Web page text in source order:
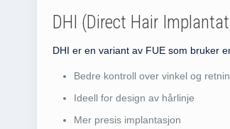
DHI (Direct Hair
DHI er en variant av FUE som bruker
Bedre kontroll over vinkel og
Ideell for design av hårlinje
Mer presis implantasjon